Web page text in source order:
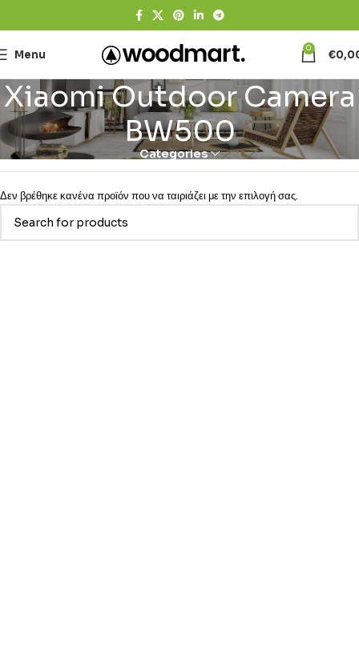
Menu 0 €
Xiaomi Outdoor Camera
BW500
Categories
Δεν βρέθηκε κανένα προϊόν που να ταιριάζει με την επιλογή σας.